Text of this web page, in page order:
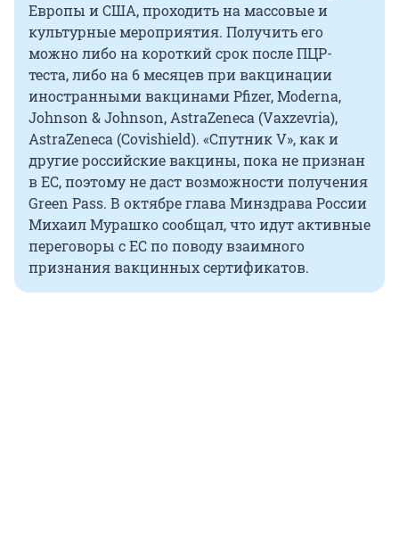
Европы и США, проходить на массовые и
культурные мероприятия. Получить его
можно либо на короткий срок после ПЦР-
теста, либо на 6 месяцев при вакцинации
иностранными вакцинами Pfizer, Moderna,
Johnson & Johnson, AstraZeneca (Vaxzevria),
AstraZeneca (Covishield). «Спутник V», как и
другие российские вакцины, пока не признан
в ЕС, поэтому не даст возможности получения
Green Pass. В октябре глава Минздрава России
Михаил Мурашко сообщал, что идут активные
переговоры с ЕС по поводу взаимного
признания вакцинных сертификатов.